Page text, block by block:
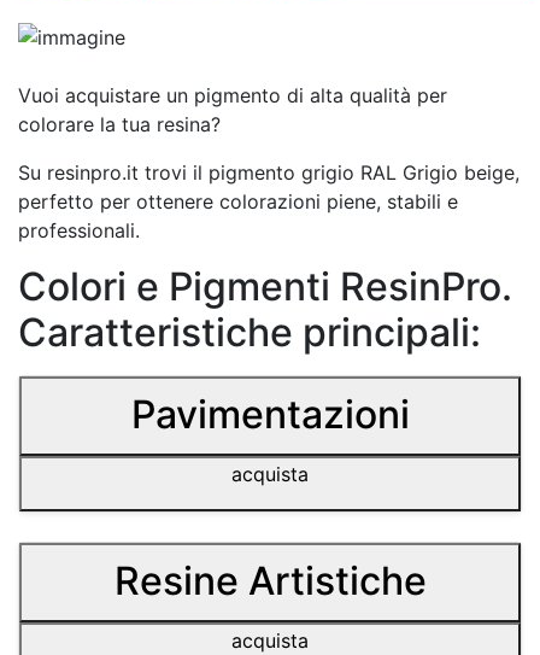
Vuoi acquistare un pigmento di alta qualità per
colorare la tua resina?
Su resinpro.it trovi il pigmento grigio RAL Grigio beige,
perfetto per ottenere colorazioni piene, stabili e
professionali.
Colori e Pigmenti ResinPro.
Caratteristiche principali:
Pavimentazioni
acquista
Resine Artistiche
acquista